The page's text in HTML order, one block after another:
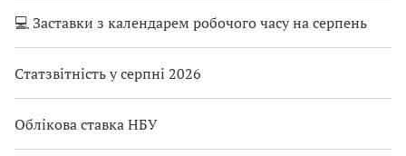
💻 Заставки з календарем робочого часу на серпень
Статзвітність у серпні 2026
Облікова ставка НБУ